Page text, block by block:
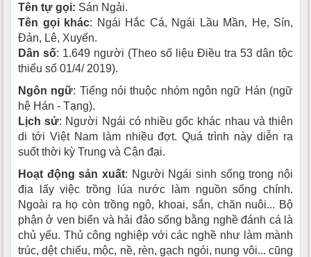
Tên tự gọi: Sán Ngải.
Tên gọi khác: Ngái Hắc Cá, Ngái Lầu Mần, Hẹ, Sín,
Ðản, Lê, Xuyến.
Dân số: 1.649 người (Theo số liệu Điều tra 53 dân tộc
thiểu số 01/4/ 2019).
Ngôn ngữ: Tiếng nói thuộc nhóm ngôn ngữ Hán (ngữ
hệ Hán - Tạng).
Lịch sử: Người Ngái có nhiều gốc khác nhau và thiên
di tới Việt Nam làm nhiều đợt. Quá trình này diễn ra
suốt thời kỳ Trung và Cận đại.
Hoạt động sản xuất: Người Ngái sinh sống trong nội
địa lấy việc trồng lúa nước làm nguồn sống chính.
Ngoài ra họ còn trồng ngô, khoai, sắn, chăn nuôi... Bộ
phận ở ven biển và hải đảo sống bằng nghề đánh cá là
chủ yếu. Thủ công nghiệp với các nghề như làm mành
trúc, dệt chiếu, mộc, nề, rèn, gạch ngói, nung vôi... cũng